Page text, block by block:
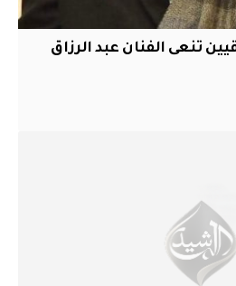
تنعى الفنان عبد الرزاق